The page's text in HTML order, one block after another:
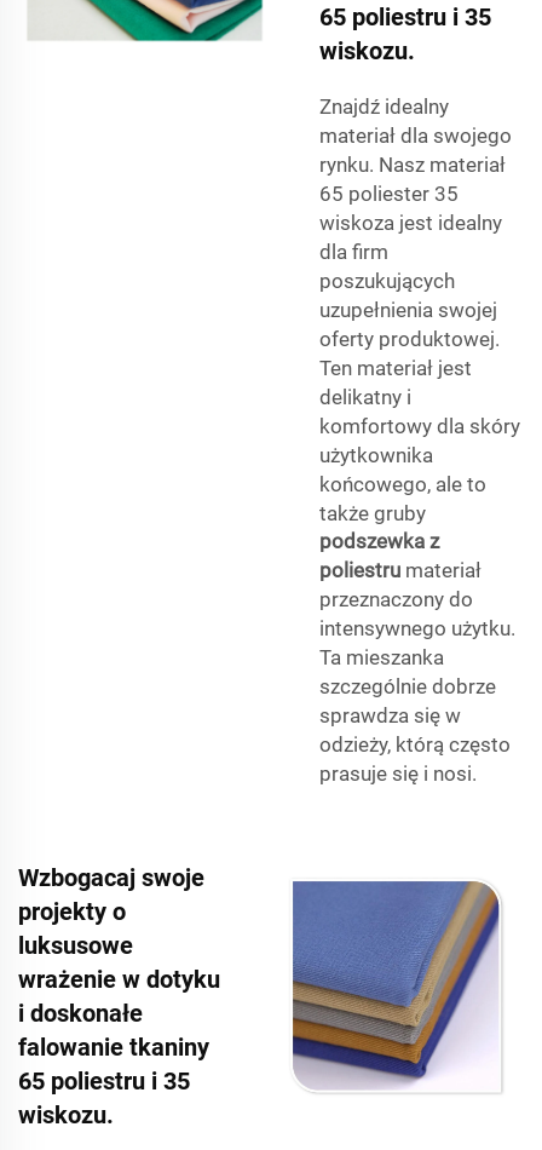
65 poliestru i 35
wiskozu.
Znajdź idealny
materiał dla swojego
rynku. Nasz materiał
65 poliester 35
wiskoza jest idealny
dla firm
poszukujących
uzupełnienia swojej
oferty produktowej.
Ten materiał jest
delikatny i
komfortowy dla skóry
użytkownika
końcowego, ale to
także gruby
podszewka z
poliestru materiał
przeznaczony do
intensywnego użytku.
Ta mieszanka
szczególnie dobrze
sprawdza się w
odzieży, którą często
prasuje się i nosi.
Wzbogacaj swoje
projekty o
luksusowe
wrażenie w dotyku
i doskonałe
falowanie tkaniny
65 poliestru i 35
wiskozu.